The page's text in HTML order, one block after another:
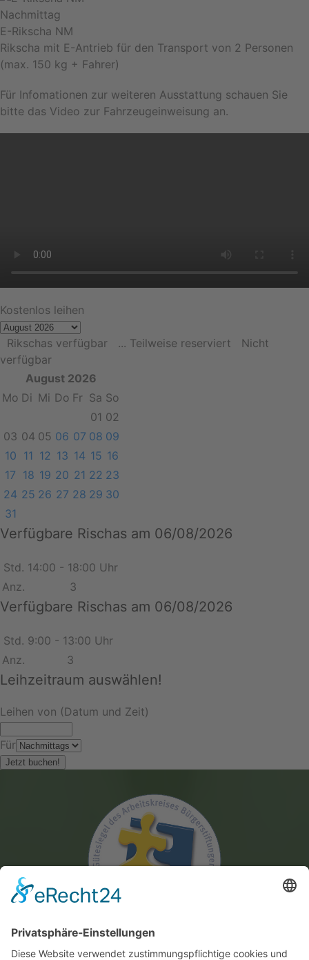
Nachmittag
E-Rikscha NM
Rikscha mit E-Antrieb für den Transport von 2 Personen
(max. 150 kg + Fahrer)
Für Infomationen zur weiteren Ausstattung schauen Sie
bitte das Video zur Fahrzeugeinweisung an.
Kostenlos leihen
Rikschas verfügbar ... Teilweise reserviert
Nicht
verfügbar
August 2026
Mo Di Mi Do Fr Sa So
01 02
03 04 05 06 07 08 09
10 11 12 13 14 15 16
17 18 19 20 21 22 23
24 25 26 27 28 29 30
31
Verfügbare Rischas am 06/08/2026
Std. 14:00 - 18:00 Uhr
Anz.
3
Verfügbare Rischas am 06/08/2026
Std. 9:00 - 13:00 Uhr
Anz.
3
Leihzeitraum auswählen!
Leihen von (Datum und Zeit)
Für